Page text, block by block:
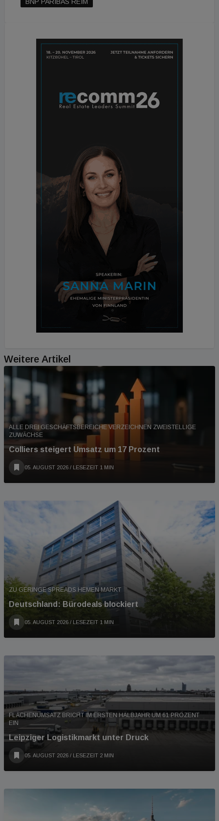
Weitere Artikel
ALLE DREI GESCHÄFTSBEREICHE VERZEICHNEN ZWEISTELLIGE
ZUWÄCHSE
Colliers steigert Umsatz um 17 Prozent
05. AUGUST 2026 / LESEZEIT 1 MIN
ZU GERINGE SPREADS HEMEN MARKT
Deutschland: Bürodeals blockiert
05. AUGUST 2026 / LESEZEIT 1 MIN
FLÄCHENUMSATZ BRICHT IM ERSTEN HALBJAHR UM 61 PROZENT
EIN
Leipziger Logistikmarkt unter Druck
05. AUGUST 2026 / LESEZEIT 2 MIN